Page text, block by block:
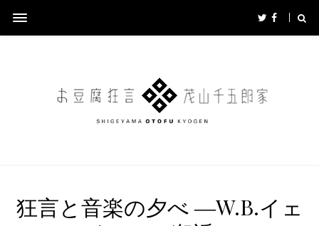
狂言と音楽の夕べ ―W.B.イェ